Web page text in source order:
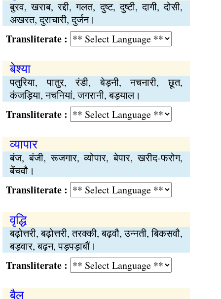
बुरव, खराब, रद्दी, गलत, दुष्ट, दुष्टी, दागी, दोसी,
अखरत, दुराचारी, दुर्जन।
:
बेश्या
पतुरिया, पातुर, रंडी, बेड़नी, नचनारी, छूत,
कंजड़िया, नचनियां, जगरानी, बड़याल।
:
व्यापार
बंज, बंजी, रूजगार, व्योपार, बेपार, खरीद-फरोग,
बेंचवौ।
:
वृद्धि
बढ़ोत्तरी, बढ़ोत्तरी, तरक्की, बढ़वौ, उन्नती, बिकसवौ,
बड़वार, बढ़न, पड़पड़ाबौं।
:
बैल